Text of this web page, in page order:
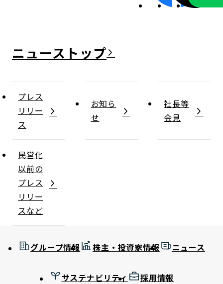
ニュース
プレス
リリー
ス
お知ら
せ
社長等
会見
民営化
以前の
プレス
リリー
スなど
グループ情報 株主・投資家情報 ニュース
サステナビリティ 採用情報